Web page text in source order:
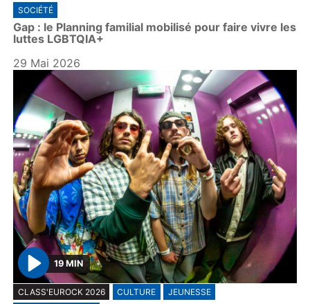
a
y
SOCIÉTÉ
Gap : le Planning familial mobilisé pour faire vivre les
luttes LGBTQIA+
29 Mai 2026
P
l
19 MIN
CLASS'EUROCK 2026 CULTURE
JEUNESSE